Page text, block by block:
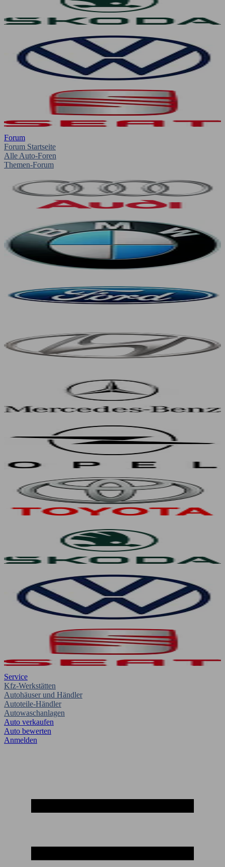
Forum
Forum Startseite
Alle Auto-Foren
Themen-Forum
Service
Kfz-Werkstätten
Autohäuser und Händler
Autoteile-Händler
Autowaschanlagen
Auto verkaufen
Auto bewerten
Anmelden